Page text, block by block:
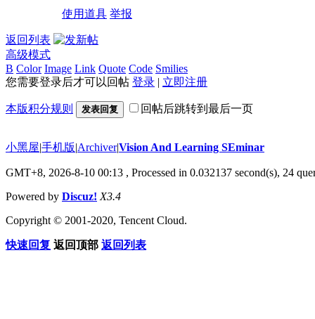
使用道具 举报
返回列表
高级模式
B Color Image Link Quote Code Smilies
您需要登录后才可以回帖 登录 | 立即注册
本版积分规则 发表回复 回帖后跳转到最后一页
小黑屋|手机版|Archiver|Vision And Learning SEminar
GMT+8, 2026-8-10 00:13 , Processed in 0.032137 second(s), 24
Powered by Discuz! X3.4
Copyright © 2001-2020, Tencent Cloud.
快速回复 返回顶部 返回列表